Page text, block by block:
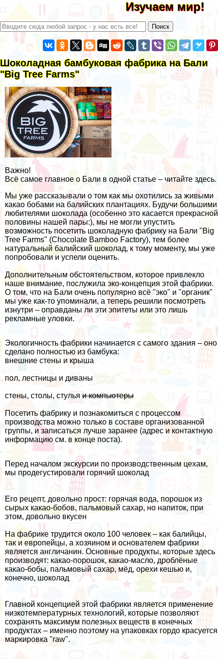
Изучаем мир!
Шоколадная бамбуковая фабрика на Бали
"Big Tree Farms"
Важно!
Всё самое главное о Бали в одной статье – читайте здесь.
Мы уже рассказывали о том как мы охотились за живыми
какао бобами на балийских плантациях. Будучи большими
любителями шоколада (особенно это касается прекрасной
половины нашей пары:), мы не могли упустить
возможность посетить шоколадную фабрику на Бали "Big
Tree Farms" (Chocolate Bamboo Factory), тем более
натуральный балийский шоколад, к тому моменту, мы уже
попробовали и успели оценить.
Дополнительным обстоятельством, которое привлекло
наше внимание, послужила эко-концепция этой фабрики.
О том, что на Бали очень популярно всё "эко" и "органик"
мы уже как-то упоминали, а теперь решили посмотреть
изнутри – оправданы ли эти эпитеты или это лишь
рекламные уловки.
Экологичность фабрики начинается с самого здания – оно
сделано полностью из бамбука:
внешние стены и крыша
пол, лестницы и диваны
стены, столы, стулья и компьютеры
Посетить фабрику и познакомиться с процессом
производства можно только в составе организованной
группы, и записаться лучше заранее (адрес и контактную
информацию см. в конце поста).
Перед началом экскурсии по производственным цехам,
мы продегустировали горячий шоколад
Его рецепт, довольно прост: горячая вода, порошок из
сырых какао-бобов, пальмовый сахар, но напиток, при
этом, довольно вкусен
На фабрике трудится около 100 человек – как балийцы,
так и европейцы, а хозяином и основателем фабрики
является англичанин. Основные продукты, которые здесь
производят: какао-порошок, какао-масло, дроблёные
какао-бобы, пальмовый сахар, мёд, орехи кешью и,
конечно, шоколад
Главной концепцией этой фабрики является применение
низкотемпературных технологий, которые позволяют
сохранять максимум полезных веществ в конечных
продуктах – именно поэтому на упаковках гордо красуется
маркировка "raw".